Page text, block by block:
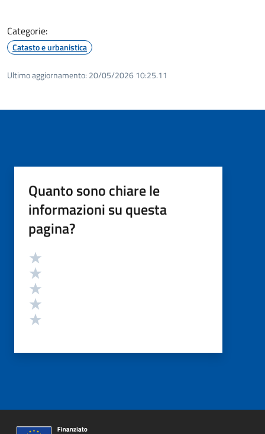
Categorie:
Catasto e urbanistica
Ultimo aggiornamento: 20/05/2026 10:25.11
Quanto sono chiare le
informazioni su questa
pagina?
Valutazione